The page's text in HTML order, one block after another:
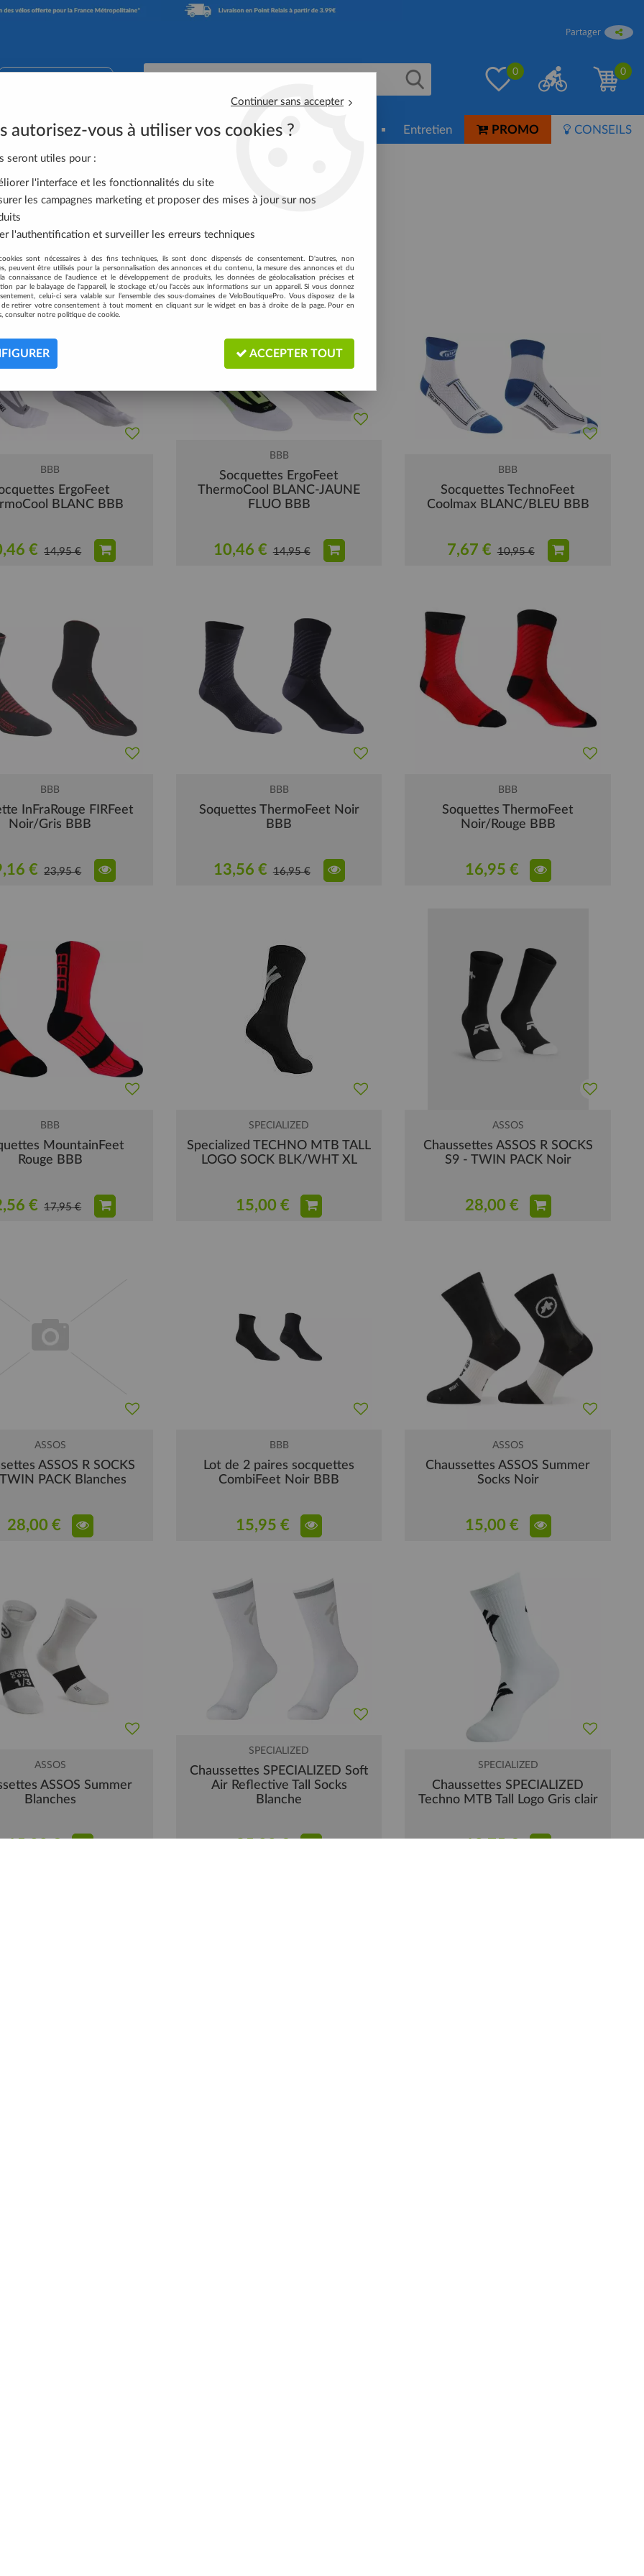
Partager
0 0
Accessoires Vélo Équipement Cycliste Nutrition-Soin Entretien PROMO CONSEILS
CHAUSSETTES
16 articles
BBB
ErgoFeet
BLANC BBB
€ 14,95 €
BBB
Socquettes ErgoFeet
ThermoCool BLANC-JAUNE
FLUO BBB
10,46 € 14,95 €
BBB
Socquettes TechnoFeet
Coolmax BLANC/BLEU BBB
7,67 € 10,95 €
BBB
InFraRouge FIRFeet
Noir/Gris BBB
€ 23,95 €
BBB
Soquettes ThermoFeet Noir
BBB
13,56 € 16,95 €
BBB
Soquettes ThermoFeet
Noir/Rouge BBB
16,95 €
BBB
MountainFeet
Rouge BBB
€ 17,95 €
SPECIALIZED
Specialized TECHNO MTB TALL
LOGO SOCK BLK/WHT XL
15,00 €
ASSOS
Chaussettes ASSOS R SOCKS
S9 - TWIN PACK Noir
28,00 €
ASSOS
ASSOS R SOCKS
PACK Blanches
28,00 €
BBB
Lot de 2 paires socquettes
CombiFeet Noir BBB
15,95 €
ASSOS
Chaussettes ASSOS Summer
Socks Noir
15,00 €
ASSOS
ASSOS Summer
Blanches
SPECIALIZED
Chaussettes SPECIALIZED Soft
Air Reflective Tall Socks
Blanche
SPECIALIZED
Chaussettes SPECIALIZED
Techno MTB Tall Logo Gris clair
Continuer sans accepter
autorisez-vous à utiliser vos cookies ?
seront utiles pour :
l'interface et les fonctionnalités du site
les campagnes marketing et proposer des mises à jour sur nos
l'authentification et surveiller les erreurs techniques
sont nécessaires à des fins techniques, ils sont donc dispensés de consentement. D'autres, non
peuvent être utilisés pour la personnalisation des annonces et du contenu, la mesure des annonces et du
connaissance de l'audience et le développement de produits, les données de géolocalisation précises et
par le balayage de l'appareil, le stockage et/ou l'accès aux informations sur un appareil. Si vous donnez
celui-ci sera valable sur l’ensemble des sous-domaines de VeloBoutiquePro. Vous disposez de la
de retirer votre consentement à tout moment en cliquant sur le widget en bas à droite de la page. Pour en
consulter notre politique de cookie.
ACCEPTER TOUT